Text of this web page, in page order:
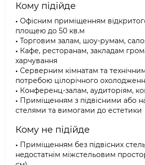
Кому підійде
• Офісним приміщенням
площею до 50 кв.м
• Торговим залам, шоу-румам,
• Кафе, ресторанам, закладам
харчування
• Серверним кімнатам та
потребою цілорічного
• Конференц-залам, аудиторіям,
• Приміщенням з підвісними або
стелями та вимогами до естетики
Кому не підійде
• Приміщенням без підвісних
недостатнім міжстельовим